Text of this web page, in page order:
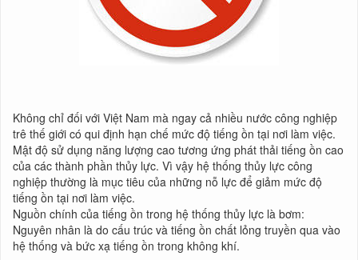
Không chỉ đối với Việt Nam mà ngay cả nhiều nước công nghiệp
trê thế giới có qui định hạn chế mức độ tiếng ồn tại nơi làm việc.
Mật độ sử dụng năng lượng cao tương ứng phát thải tiếng ồn cao
của các thành phần thủy lực. Vì vậy hệ thống thủy lực công
nghiệp thường là mục tiêu của những nỗ lực để giảm mức độ
tiếng ồn tại nơi làm việc.
Nguồn chính của tiếng ồn trong hệ thống thủy lực là bơm:
Nguyên nhân là do cấu trúc và tiếng ồn chất lỏng truyền qua vào
hệ thống và bức xạ tiếng ồn trong không khí.